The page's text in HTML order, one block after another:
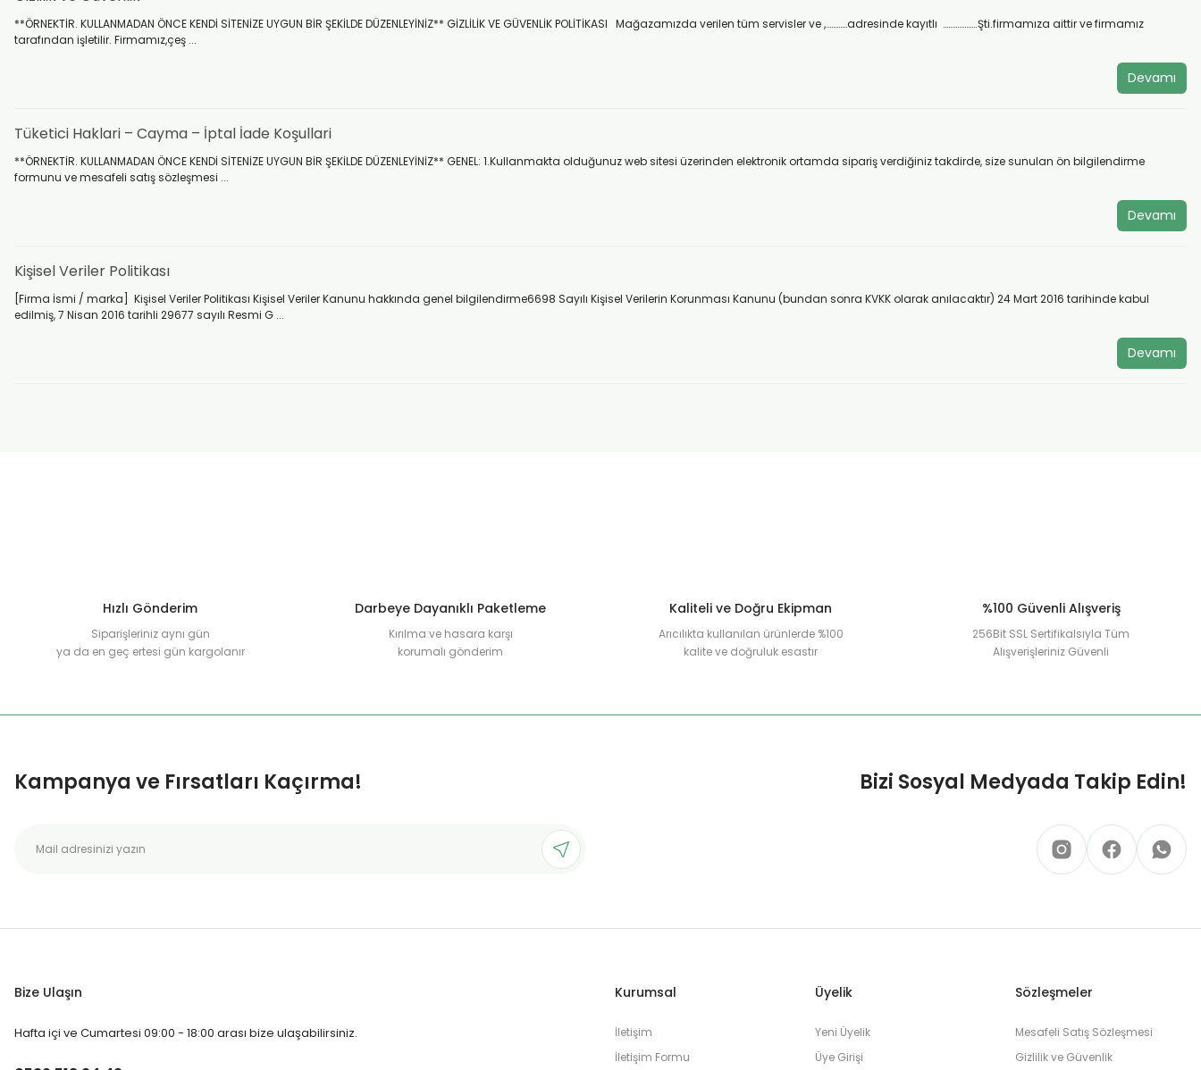
**ÖRNEKTİR. KULLANMADAN ÖNCE KENDİ SİTENİZE UYGUN BİR ŞEKİLDE DÜZENLEYİNİZ** GİZLİLİK VE GÜVENLİK POLİTİKASI Mağazamızda verilen tüm servisler ve ,…………adresinde kayıtlı ……………….Şti.firmamıza aittir ve firmamız
tarafından işletilir. Firmamız,çeş ...
Devamı
Tüketici Haklari – Cayma – İptal İade Koşullari
**ÖRNEKTİR. KULLANMADAN ÖNCE KENDİ SİTENİZE UYGUN BİR ŞEKİLDE DÜZENLEYİNİZ** GENEL: 1.Kullanmakta olduğunuz web sitesi üzerinden elektronik ortamda sipariş verdiğiniz takdirde, size sunulan ön bilgilendirme
formunu ve mesafeli satış sözleşmesi ...
Devamı
Kişisel Veriler Politikası
[Firma İsmi / marka] Kişisel Veriler Politikası Kişisel Veriler Kanunu hakkında genel bilgilendirme6698 Sayılı Kişisel Verilerin Korunması Kanunu (bundan sonra KVKK olarak anılacaktır) 24 Mart 2016 tarihinde kabul
edilmiş, 7 Nisan 2016 tarihli 29677 sayılı Resmi G ...
Devamı
Hızlı Gönderim
Siparişleriniz aynı gün
ya da en geç ertesi gün kargolanır
Darbeye Dayanıklı Paketleme
Kırılma ve hasara karşı
korumalı gönderim
Kaliteli ve Doğru Ekipman
Arıcılıkta kullanılan ürünlerde %100
kalite ve doğruluk esastır
%100 Güvenli Alışveriş
256Bit SSL Sertifikalsıyla Tüm
Alışverişleriniz Güvenli
Kampanya ve Fırsatları Kaçırma! Bizi Sosyal Medyada Takip Edin!
Bize Ulaşın
Hafta içi ve Cumartesi 09:00 - 18:00 arası bize ulaşabilirsiniz.
Kurumsal
İletişim
İletişim Formu
Üyelik
Yeni Üyelik
Üye Girişi
Sözleşmeler
Mesafeli Satış Sözleşmesi
Gizlilik ve Güvenlik